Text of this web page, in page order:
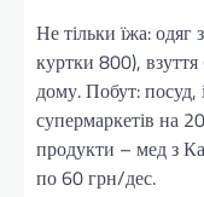
Не тільки їжа:
куртки 800),
дому. Побут:
супермаркетів на
продукти – мед з
по 60 грн/дес.